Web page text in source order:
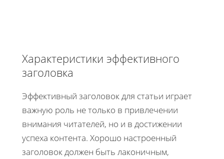
Характеристики эффективного
заголовка
Эффективный заголовок для статьи играет
важную роль не только в привлечении
внимания читателей, но и в достижении
успеха контента. Хорошо настроенный
заголовок должен быть лаконичным,